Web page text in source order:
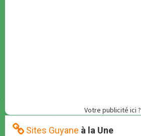
Votre publicité ici ?
Sites Guyane à la Une